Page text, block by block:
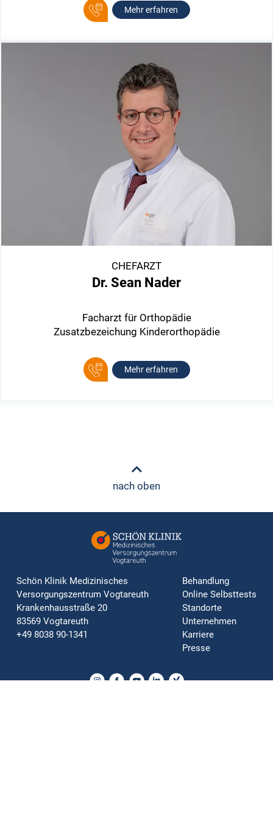
Mehr erfahren
CHEFARZT
Dr. Sean Nader
Facharzt für Orthopädie
Zusatzbezeichung Kinderorthopädie
Mehr erfahren
nach oben
Schön Klinik Medizinisches
Versorgungszentrum Vogtareuth
Krankenhausstraße 20
83569 Vogtareuth
+49 8038 90-1341
Behandlung
Online Selbsttests
Standorte
Unternehmen
Karriere
Presse